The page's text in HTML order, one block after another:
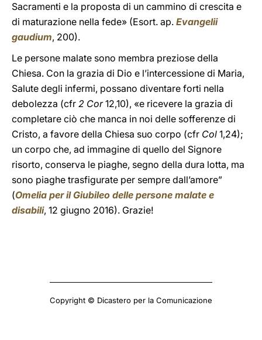
Sacramenti e la proposta di un cammino di crescita e
di maturazione nella fede» (Esort. ap. Evangelii
gaudium, 200).
Le persone malate sono membra preziose della
Chiesa. Con la grazia di Dio e l’intercessione di Maria,
Salute degli infermi, possano diventare forti nella
debolezza (cfr 2 Cor12,10), «e ricevere la grazia di
completare ciò che manca in noi delle sofferenze di
Cristo, a favore della Chiesa suo corpo (cfr Col 1,24);
un corpo che, ad immagine di quello del Signore
risorto, conserva le piaghe, segno della dura lotta, ma
sono piaghe trasfigurate per sempre dall’amore”
(Omelia per il Giubileo delle persone malate e
disabili, 12 giugno 2016). Grazie!
Copyright © Dicastero per la Comunicazione